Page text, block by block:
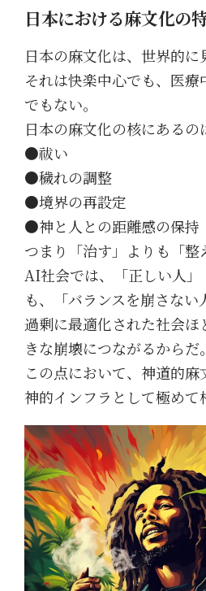
日本における麻文化の
日本の麻文化は、世界的に
それは快楽中心でも、医
でもない。
日本の麻文化の核にあるの
●祓い
●穢れの調整
●境界の再設定
●神と人との距離感の保持
つまり「治す」よりも「整
AI社会では、「正しい人」
も、「バランスを崩さない
過剰に最適化された社会ほ
きな崩壊につながるからだ。
この点において、神道的
神的インフラとして極めて